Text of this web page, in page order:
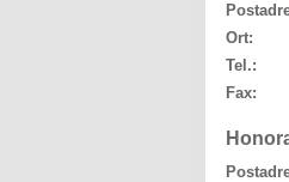
Ort:
Tel.:
Fax: